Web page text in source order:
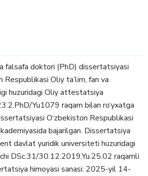
falsafa doktori (PhD) dissertatsiyasi
Respublikasi Oliy ta’lim, fan va
huzuridagi Oliy attestatsiya
Yu1079 raqam bilan ro‘yxatga
O‘zbekiston Respublikasi
bajarilgan. Dissertatsiya
davlat yuridik universiteti huzuridagi
DSc.31/30.12.2019.Yu.25.02 raqamli
himoyasi sanasi: 2025-yil 14-